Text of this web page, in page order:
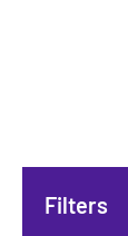
Filters